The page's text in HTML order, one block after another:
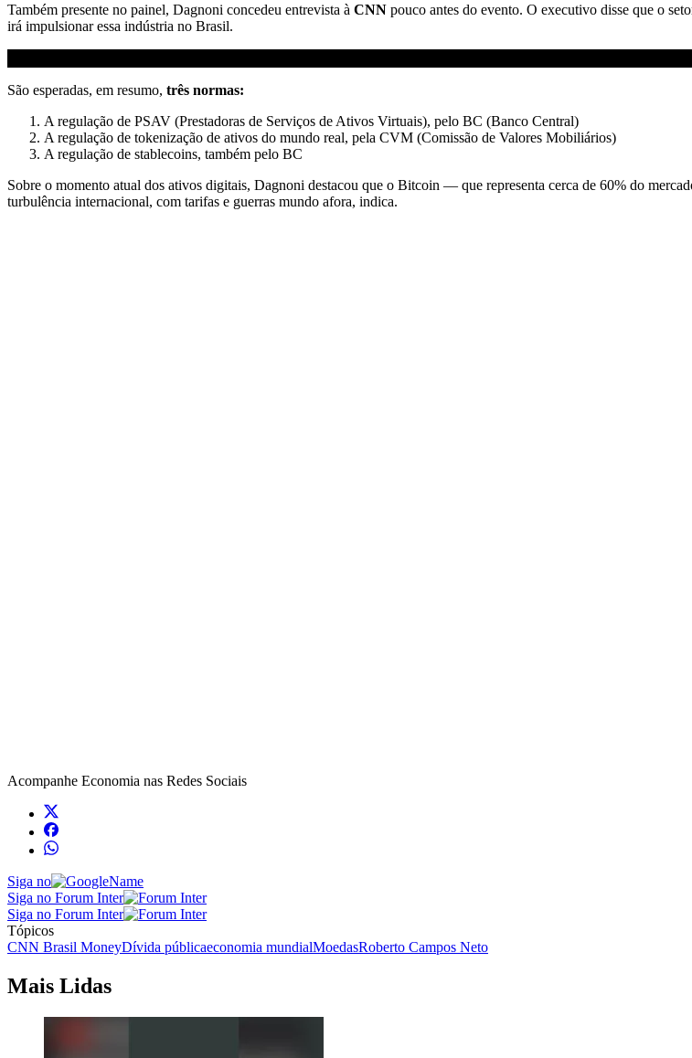
Também presente no painel, Dagnoni concedeu entrevista à CNN pouco antes do evento. O executivo disse que o
irá impulsionar essa indústria no Brasil.
São esperadas, em resumo, três normas:
A regulação de PSAV (Prestadoras de Serviços de Ativos Virtuais), pelo BC (Banco Central)
A regulação de tokenização de ativos do mundo real, pela CVM (Comissão de Valores Mobiliários)
A regulação de stablecoins, também pelo BC
Sobre o momento atual dos ativos digitais, Dagnoni destacou que o Bitcoin — que representa cerca de 60% do
turbulência internacional, com tarifas e guerras mundo afora, indica.
Acompanhe Economia nas Redes Sociais
Siga no
Siga no Forum Inter
Siga no Forum Inter
Tópicos
CNN Brasil MoneyDívida públicaeconomia mundialMoedasRoberto Campos Neto
Mais Lidas